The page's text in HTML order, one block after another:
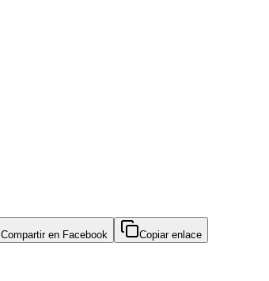
Compartir en Facebook Copiar enlace